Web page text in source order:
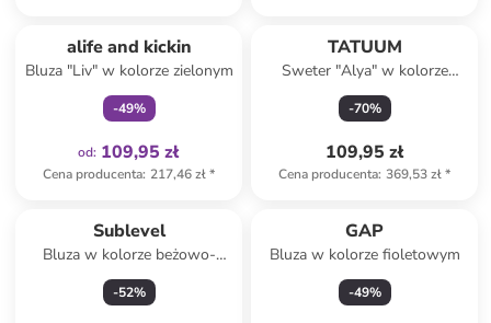
alife and kickin
Bluza "Liv" w kolorze zielonym
-49%
od: 109,95 zł
Cena producenta: 217,46 zł*
TATUUM
Sweter "Alya" w kolorze
koralowym
-70%
109,95 zł
Cena producenta: 369,53 zł*
Sublevel
Bluza w kolorze beżowo-
szarym
-52%
GAP
Bluza w kolorze fioletowym
-49%